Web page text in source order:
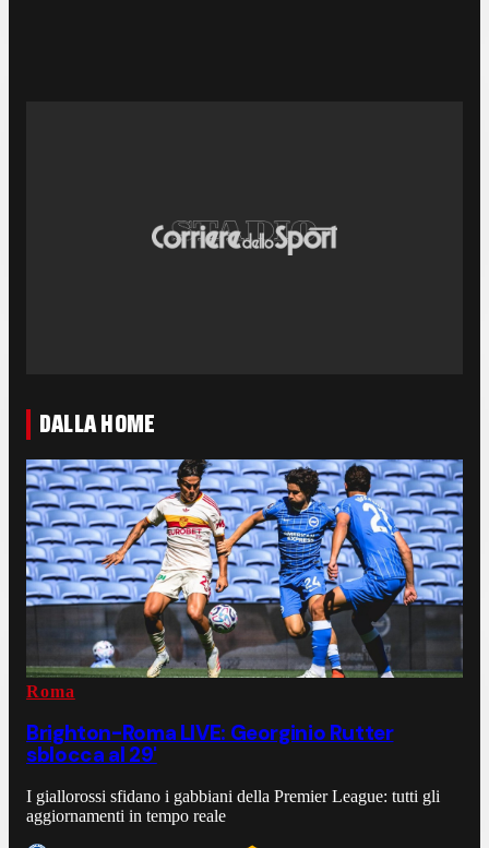
DALLA HOME
Roma
Brighton-Roma LIVE: Georginio Rutter
sblocca al 29'
I giallorossi sfidano i gabbiani della Premier League: tutti gli
aggiornamenti in tempo reale